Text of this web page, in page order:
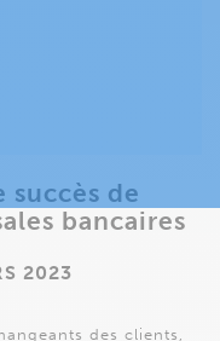
de
bancaires
2023
des clients,